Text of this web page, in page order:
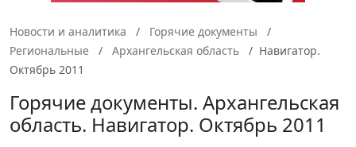
Новости и аналитика
Горячие документы
Региональные
Архангельская область
Навигатор.
Октябрь 2011
Горячие документы. Архангельская
область. Навигатор. Октябрь 2011